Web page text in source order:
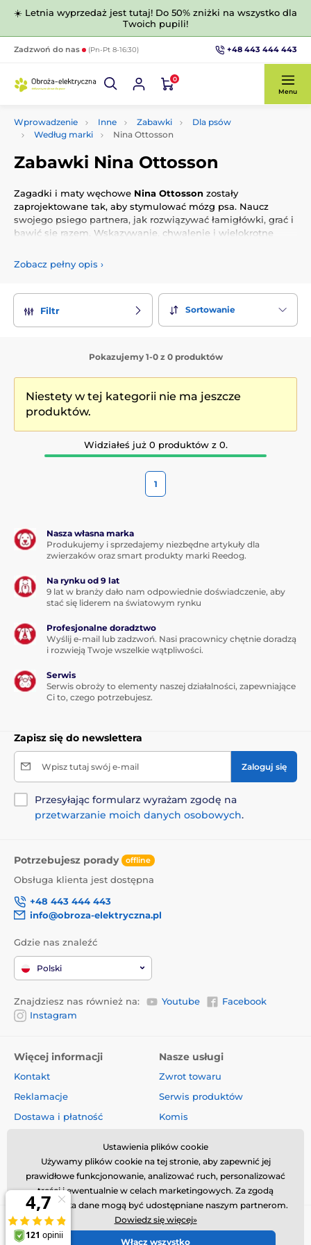
☀️ Letnia wyprzedaż jest tutaj! Do 50% zniżki na wszystko dla
Twoich pupili!
Zadzwoń do nas (Pn-Pt 8-16:30) +48 443 444 443
0
Menu
Wprowadzenie Inne Zabawki
Dla psów
Według marki
Nina Ottosson
Zabawki Nina Ottosson
Zagadki i maty węchowe Nina Ottosson zostały
zaprojektowane tak, aby stymulować mózg psa. Naucz
swojego psiego partnera, jak rozwiązywać łamigłówki, grać i
bawić się razem. Wskazywanie, chwalenie i wielokrotne
Zobacz pełny opis ›
Filtr Sortowanie
Pokazujemy 1-0 z 0 produktów
Niestety w tej kategorii nie ma jeszcze
produktów.
Widziałeś już 0 produktów z 0.
1
Nasza własna marka
Produkujemy i sprzedajemy niezbędne artykuły dla
zwierzaków oraz smart produkty marki Reedog.
Na rynku od 9 lat
9 lat w branży dało nam odpowiednie doświadczenie, aby
stać się liderem na światowym rynku
Profesjonalne doradztwo
Wyślij e-mail lub zadzwoń. Nasi pracownicy chętnie doradzą
i rozwieją Twoje wszelkie wątpliwości.
Serwis
Serwis obroży to elementy naszej działalności, zapewniające
Ci to, czego potrzebujesz.
Zapisz się do newslettera
Wpisz tutaj swój e-mail Zaloguj się
Przesyłając formularz wyrażam zgodę na
przetwarzanie moich danych osobowych.
Potrzebujesz porady offline
Obsługa klienta jest dostępna
+48 443 444 443
info@obroza-elektryczna.pl
Gdzie nas znaleźć
Polski
Znajdziesz nas również na: Youtube
Facebook
Instagram
Więcej informacji
Kontakt
Reklamacje
Dostawa i płatność
Regulamin
Nasze usługi
Zwrot towaru
Serwis produktów
Komis
Artykuły i aktualności
Oceny i recenzje
Ustawienia plików cookie
Używamy plików cookie na tej stronie, aby zapewnić jej
prawidłowe funkcjonowanie, analizować ruch, personalizować
treści i ewentualnie w celach marketingowych. Za zgodą
użytkownika dane mogą być udostępniane naszym partnerom.
Dowiedz się więcej»
Włącz wszystko